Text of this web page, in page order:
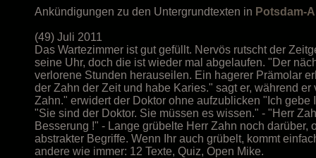
Ankündigungen zu den Untergrundtexten in Potsdam-
(49) Juli 2011
Das Wartezimmer ist gut gefüllt. Nervös rutscht der
seine Uhr, doch die ist wieder mal abgelaufen. "Der
verlorene Stunden herauseilen. Ein hagerer Prämolar
der Zahn der Zeit und habe Karies." sagt er, während
Zahn." erwidert der Doktor ohne aufzublicken "Ich
"Sie sind der Doktor. Sie müssen es wissen." - "Herr
Besserung !" - Lange grübelte Herr Zahn noch
abstrakter Begriffe. Wenn Ihr auch grübelt, kommt
andere wie immer: 12 Texte, Quiz, Open Mike.